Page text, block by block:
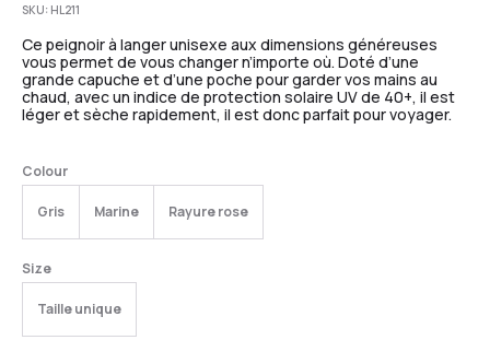
SKU: HL211
Ce peignoir à langer unisexe aux dimensions généreuses
vous permet de vous changer n’importe où. Doté d’une
grande capuche et d’une poche pour garder vos mains au
chaud, avec un indice de protection solaire UV de 40+, il est
léger et sèche rapidement, il est donc parfait pour voyager.
Colour
Gris Marine Rayure rose
Size
Taille unique